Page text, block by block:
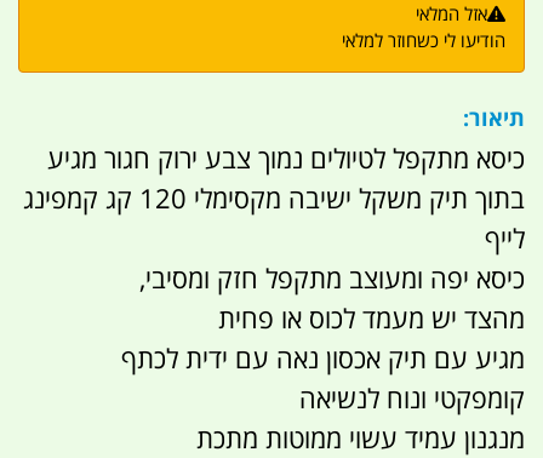
אזל המלאי
הודיעו לי כשחוזר למלאי
תיאור:
כיסא מתקפל לטיולים נמוך צבע ירוק חגור מגיע
בתוך תיק משקל ישיבה מקסימלי 120 קג קמפינג
לייף
כיסא יפה ומעוצב מתקפל חזק ומסיבי,
מהצד יש מעמד לכוס או פחית
מגיע עם תיק אכסון נאה עם ידית לכתף
קומפקטי ונוח לנשיאה
מנגנון עמיד עשוי ממוטות מתכת